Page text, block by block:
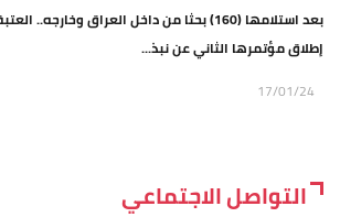
بعد استلامها (160) بحثا من داخل العراق
إطلاق مؤتمرها الثاني عن نبذ...
17/01/24
التواصل الاجتماعي